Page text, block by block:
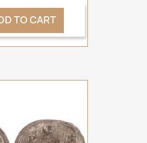
TO CART